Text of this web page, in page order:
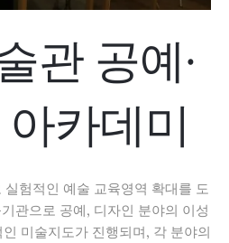
관 공예·
카데미
험적인 예술 교육영역 확대를 도
관으로 공예, 디자인 분야의 이성
미술지도가 진행되며, 각 분야의